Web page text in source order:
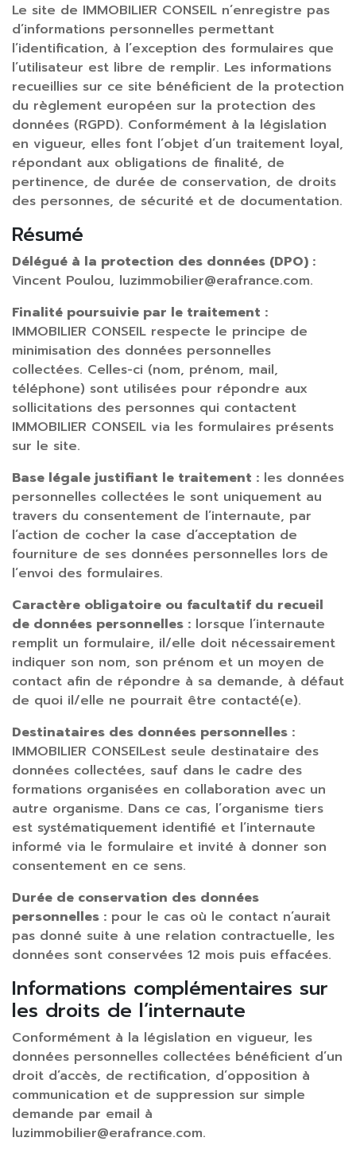
Le site de IMMOBILIER CONSEIL n’enregistre pas
d’informations personnelles permettant
l’identification, à l’exception des formulaires que
l’utilisateur est libre de remplir. Les informations
recueillies sur ce site bénéficient de la protection
du règlement européen sur la protection des
données (RGPD). Conformément à la législation
en vigueur, elles font l’objet d’un traitement loyal,
répondant aux obligations de finalité, de
pertinence, de durée de conservation, de droits
des personnes, de sécurité et de documentation.
Résumé
Délégué à la protection des données (DPO) :
Vincent Poulou, luzimmobilier@erafrance.com.
Finalité poursuivie par le traitement :
IMMOBILIER CONSEIL respecte le principe de
minimisation des données personnelles
collectées. Celles-ci (nom, prénom, mail,
téléphone) sont utilisées pour répondre aux
sollicitations des personnes qui contactent
IMMOBILIER CONSEIL via les formulaires présents
sur le site.
Base légale justifiant le traitement : les données
personnelles collectées le sont uniquement au
travers du consentement de l’internaute, par
l’action de cocher la case d’acceptation de
fourniture de ses données personnelles lors de
l’envoi des formulaires.
Caractère obligatoire ou facultatif du recueil
de données personnelles : lorsque l’internaute
remplit un formulaire, il/elle doit nécessairement
indiquer son nom, son prénom et un moyen de
contact afin de répondre à sa demande, à défaut
de quoi il/elle ne pourrait être contacté(e).
Destinataires des données personnelles :
IMMOBILIER CONSEILest seule destinataire des
données collectées, sauf dans le cadre des
formations organisées en collaboration avec un
autre organisme. Dans ce cas, l’organisme tiers
est systématiquement identifié et l’internaute
informé via le formulaire et invité à donner son
consentement en ce sens.
Durée de conservation des données
personnelles : pour le cas où le contact n’aurait
pas donné suite à une relation contractuelle, les
données sont conservées 12 mois puis effacées.
Informations complémentaires sur
les droits de l’internaute
Conformément à la législation en vigueur, les
données personnelles collectées bénéficient d’un
droit d’accès, de rectification, d’opposition à
communication et de suppression sur simple
demande par email à
luzimmobilier@erafrance.com.